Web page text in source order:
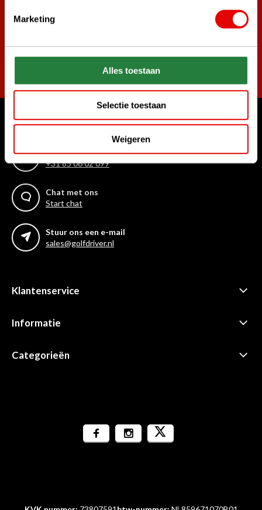
Marketing
Alles toestaan
Selectie toestaan
Weigeren
Abonneer
Bel ons gerust
+31 85 06 02 099
Chat met ons
Start chat
Stuur ons een e-mail
sales@golfdriver.nl
Klantenservice
Informatie
Categorieën